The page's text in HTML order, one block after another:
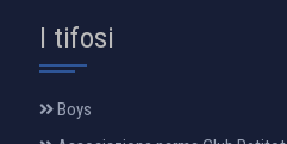
I tifosi
Boys